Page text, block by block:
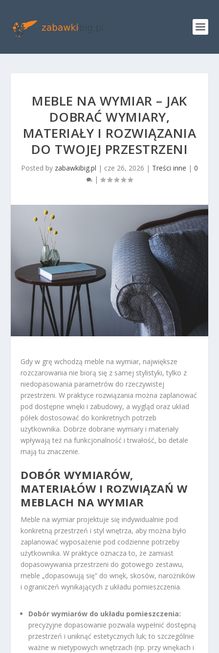
MEBLE NA WYMIAR – JAK
DOBRAĆ WYMIARY,
MATERIAŁY I ROZWIĄZANIA
DO TWOJEJ PRZESTRZENI
Posted by zabawkibig.pl | cze 26, 2026 | Treści inne | 0
|
Gdy w grę wchodzą meble na wymiar, największe
rozczarowania nie biorą się z samej stylistyki, tylko z
niedopasowania parametrów do rzeczywistej
przestrzeni. W praktyce rozwiązania można zaplanować
pod dostępne wnęki i zabudowy, a wygląd oraz układ
półek dostosować do konkretnych potrzeb
użytkownika. Dobrze dobrane wymiary i materiały
wpływają też na funkcjonalność i trwałość, bo detale
mają tu znaczenie.
DOBÓR WYMIARÓW,
MATERIAŁÓW I ROZWIĄZAŃ W
MEBLACH NA WYMIAR
Meble na wymiar projektuje się indywidualnie pod
konkretną przestrzeń i styl wnętrza, aby można było
zaplanować wyposażenie pod codzienne potrzeby
użytkownika. W praktyce oznacza to, że zamiast
dopasowywania przestrzeni do gotowego zestawu,
meble „dopasowują się” do wnęk, skosów, narożników
i ograniczeń wynikających z układu pomieszczenia.
Dobór wymiarów do układu pomieszczenia:
precyzyjne dopasowanie pozwala wypełnić dostępną
przestrzeń i uniknąć estetycznych luk; to szczególnie
ważne w nietypowych wnętrzach (np. przy wnękach i